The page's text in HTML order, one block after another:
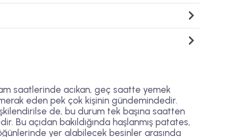
saatlerinde acıkan, geç saatte yemek
eden pek çok kişinin gündemindedir.
de, bu durum tek başına saatten
Bu açıdan bakıldığında haşlanmış patates,
yer alabilecek besinler arasında